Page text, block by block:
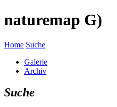
naturemap G)
Home Suche
Galerie
Archiv
Suche